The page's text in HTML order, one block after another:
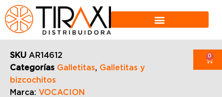
SKU AR14612
Categorías Galletitas, Galletitas y
bizcochitos
Marca: VOCACION
0